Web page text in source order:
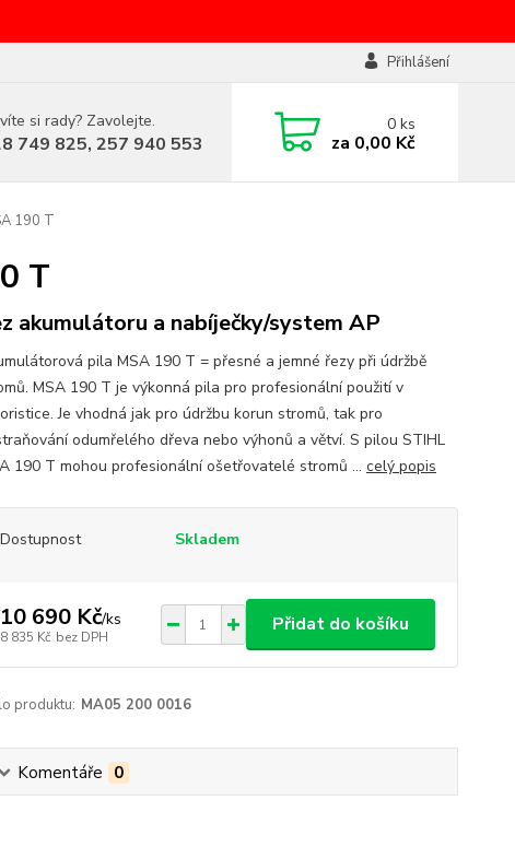
Přihlášení
si rady? Zavolejte.
749 825, 257 940 553
0ks
za 0,00 Kč
190 T
T
akumulátoru a nabíječky/system AP
pila MSA 190 T = přesné a jemné řezy při údržbě
MSA 190 T je výkonná pila pro profesionální použití v
Je vhodná jak pro údržbu korun stromů, tak pro
odumřelého dřeva nebo výhonů a větví. S pilou STIHL
190 T mohou profesionální ošetřovatelé stromů ... celý popis
Dostupnost Skladem
10 690 Kč/ks
8 835 Kč bez DPH
Přidat do košíku
produktu: MA05 200 0016
Komentáře 0